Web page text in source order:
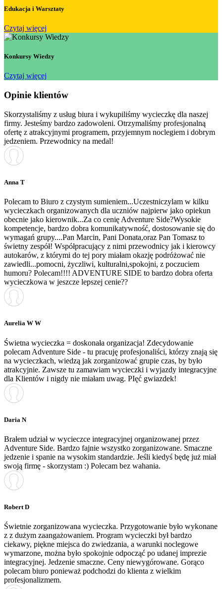
Edukacja i Warsztaty
Czytaj więcej
Konkursy Wiedzy
Czytaj więcej
Opinie klientów
Skorzystaliśmy z usług biura i wykupiliśmy wycieczkę dla naszej
firmy. Jesteśmy bardzo zadowoleni. Otrzymaliśmy profesjonalną
ofertę z atrakcyjnymi programem, przyjemnym noclegiem i dobrym
jedzeniem. Przewodnicy na medal!
Anna T
Polecam to Biuro z czystym sumieniem...Uczestniczylam w kilku
wycieczkach organizowanych dla uczniów najpierw jako opiekun
obecnie jako kierownik...Za co cenię Adventure Side?Wysokie
kompetencje, bardzo dobra komunikatywność, dostosowanie się do
wymagań grupy....Pan Marcin, Pani Donata,oraz Pan Tomasz to
świetny zespół! Współpracujący z nimi przewodnicy jak i kierowcy
autokarów, z którymi do tej pory miałam okazję podróżować nie
zawiedli...pomocni, życzliwi, kulturalni,spokojni, z poczuciem
humoru? Polecam!!!! ADVENTURE SIDE to bardzo dobra oferta
wycieczkowa w jeszcze lepszej cenie??
Aurelia W W
Świetna wycieczka = doskonała organizacja! Zdecydowanie
polecam Adventure Side - tu pracuję profesjonaliści, którzy znają się
na wycieczkach, wiedzą jak zorganizować grupie czas, by było
atrakcyjnie. Zawsze tu zamawiam wycieczki i wyjazdy integracyjne
dla Klientów i nigdy nie miałam uwag. PIęć gwiazdek!
Daria N
Brałem udział w wycieczce integracyjnej organizowanej przez
Adventure Side. Bardzo fajnie wszystko zorganizowane. Smaczne
jedzenie i spanie na wysokim standardzie. Jeśli kiedyś będę już miał
swoją firmę - skorzystam :) Polecam bez wahania.
Robert D
Świetnie zorganizowana wycieczka. Przygotowanie było wykonane
z z dużym zaangażowaniem. Program wycieczki był bardzo
ciekawy, piękne miejsca do zwiedzania, a warunki noclegowe
wymarzone, można było spokojnie odpocząć po udanej imprezie
integracyjnej. Jedzenie smaczne. Ceny niewygórowane. Gorąco
polecam biuro ponieważ podchodzi do klienta z wielkim
profesjonalizmem.